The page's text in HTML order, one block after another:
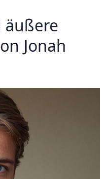
äußere
Jonah